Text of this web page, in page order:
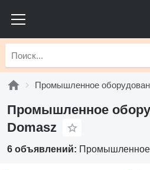
Промышленное
Промышленное
Domasz
6 объявлений: Промышленное